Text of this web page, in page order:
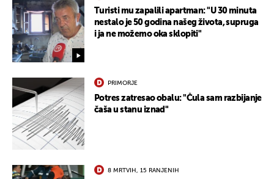
Turisti mu zapalili apartman: "U 30 minuta
nestalo je 50 godina našeg života, supruga
i ja ne možemo oka sklopiti"
PRIMORJE
Potres zatresao obalu: "Čula sam razbijanje
čaša u stanu iznad"
8 MRTVIH, 15 RANJENIH